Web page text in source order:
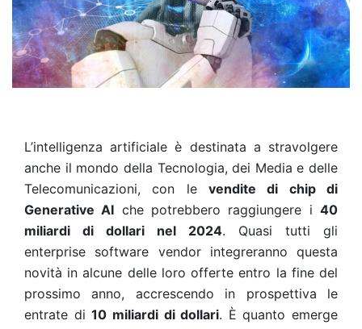
L’intelligenza artificiale è destinata a stravolgere
anche il mondo della Tecnologia, dei Media e delle
Telecomunicazioni, con le vendite di chip di
Generative AI che potrebbero raggiungere i40
miliardi di dollari nel 2024. Quasi tutti gli
enterprise software vendor integreranno questa
novità in alcune delle loro offerte entro la fine del
prossimo anno, accrescendo in prospettiva le
entrate di10 miliardi di dollari. È quanto emerge